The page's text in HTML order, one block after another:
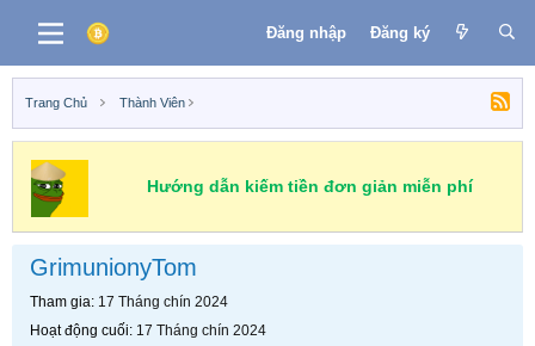
Đăng nhập Đăng ký
Trang Chủ Thành Viên
Hướng dẫn kiếm tiền đơn giản miễn phí
GrimunionyTom
Tham gia 17 Tháng chín 2024
Hoạt động cuối 17 Tháng chín 2024